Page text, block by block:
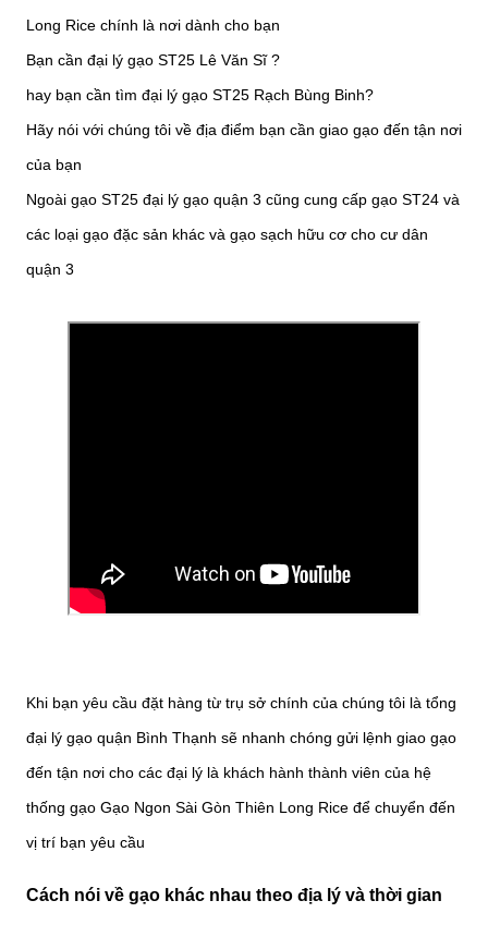
Long Rice chính là nơi dành cho bạn
Bạn cần đại lý gạo ST25 Lê Văn Sĩ ?
hay bạn cần tìm đại lý gạo ST25 Rạch Bùng Binh?
Hãy nói với chúng tôi về địa điểm bạn cần giao gạo đến tận nơi
của bạn
Ngoài gạo ST25 đại lý gạo quận 3 cũng cung cấp gạo ST24 và
các loại gạo đặc sản khác và gạo sạch hữu cơ cho cư dân
quận 3
Khi bạn yêu cầu đặt hàng từ trụ sở chính của chúng tôi là tổng
đại lý gạo quận Bình Thạnh sẽ nhanh chóng gửi lệnh giao gạo
đến tận nơi cho các đại lý là khách hành thành viên của hệ
thống gạo Gạo Ngon Sài Gòn Thiên Long Rice để chuyển đến
vị trí bạn yêu cầu
Cách nói về gạo khác nhau theo địa lý và thời gian